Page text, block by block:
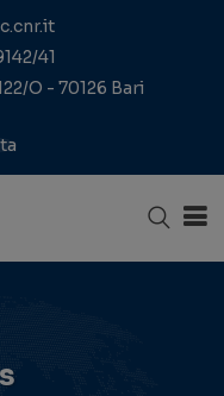
41
O - 70126 Bari